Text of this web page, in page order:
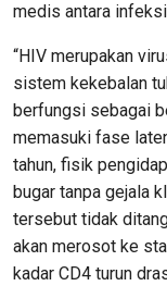
medis antara
“HIV merupakan
sistem kekebalan
berfungsi sebagai
memasuki fase
tahun, fisik
bugar tanpa gejala
tersebut tidak
akan merosot ke
kadar CD4 turun